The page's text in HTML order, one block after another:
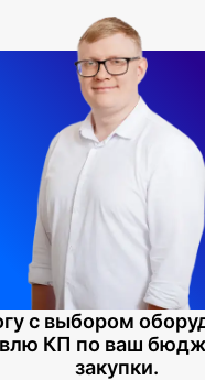
с выбором
КП по ваш
закупки.